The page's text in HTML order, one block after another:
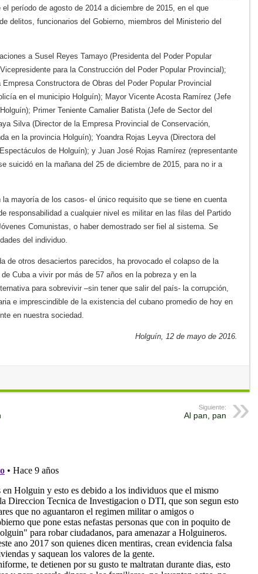
período de agosto de 2014 a diciembre de 2015, en el que
delitos, funcionarios del Gobierno, miembros del Ministerio del
a Susel Reyes Tamayo (Presidenta del Poder Popular
para la Construcción del Poder Popular Provincial);
Constructora de Obras del Poder Popular Provincial
en el municipio Holguín); Mayor Vicente Acosta Ramírez (Jefe
Primer Teniente Camalier Batista (Jefe de Sector del
Silva (Director de la Empresa Provincial de Conservación,
en la provincia Holguín); Yoandra Rojas Leyva (Directora del
de Holguín); y Juan José Rojas Ramírez (representante
suicidó en la mañana del 25 de diciembre de 2015, para no ir a
la mayoría de los casos- el único requisito que se tiene en cuenta
responsabilidad a cualquier nivel es militar en las filas del Partido
Comunistas, o haber demostrado ser fiel al sistema. Se
del individuo.
de otros desaciertos parecidos, ha provocado el colapso de la
Cuba a vivir por más de 57 años en la pobreza y en la
para sobrevivir –sin tener que salir del país- la corrupción,
e imprescindible de la existencia del cubano promedio de hoy en
en nuestra sociedad.
Holguín, 12 de mayo de 2016.
Siguiente:
Al pan, pan